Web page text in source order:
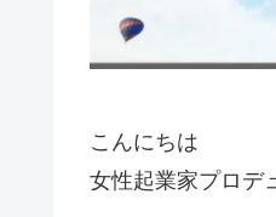
こんにちは
女性起業家プロデ